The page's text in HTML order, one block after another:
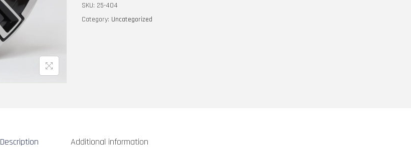
SKU: 25-404
Category: Uncategorized
Description Additional information